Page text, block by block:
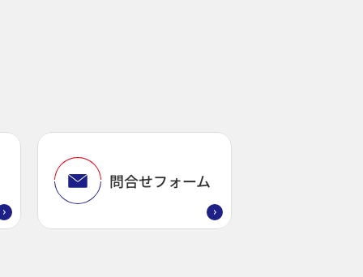
問合せフォーム